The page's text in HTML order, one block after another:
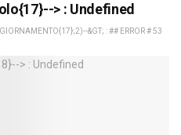
> : Undefined
&GT; : ## ERROR # 53